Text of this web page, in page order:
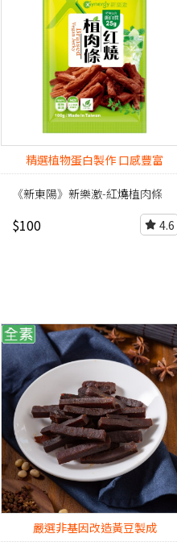
精選植物蛋白製作 口感豐富
《新東陽》新樂激-紅燒植肉條
$100 4.6
嚴選非基因改造黃豆製成